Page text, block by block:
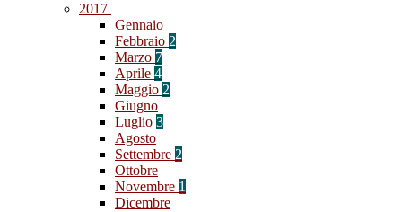
2017
Gennaio
Febbraio 2
Marzo 7
Aprile 4
Maggio 2
Giugno
Luglio 3
Agosto
Settembre 2
Ottobre
Novembre 1
Dicembre